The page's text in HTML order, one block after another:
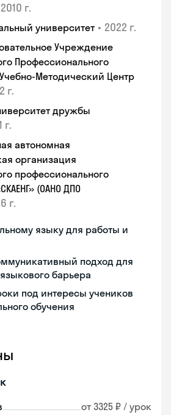
2010 г.
университет • 2022 г.
Учреждение
Профессионального
Методический Центр
г.
дружбы
г.
автономная
организация
профессионального
(ОАНО ДПО
г.
языку для работы и
подход для
барьера
под интересы учеников
обучения
от 3325 ₽ / урок